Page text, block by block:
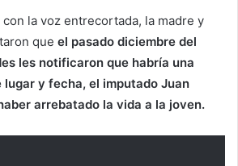
la voz entrecortada, la madre y
que el pasado diciembre del
les notificaron que habría una
lugar y fecha, el imputado Juan
arrebatado la vida a la joven.